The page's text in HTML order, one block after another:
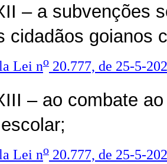
– a subvenções
cidadãos goianos
Lei no 20.777, de 25-5-
– ao combate
Lei no 20.777, de 25-5-